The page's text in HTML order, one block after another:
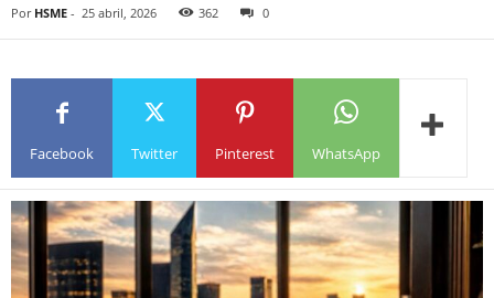
Por HSME - 25 abril, 2026 362 0
Facebook Twitter Pinterest WhatsApp